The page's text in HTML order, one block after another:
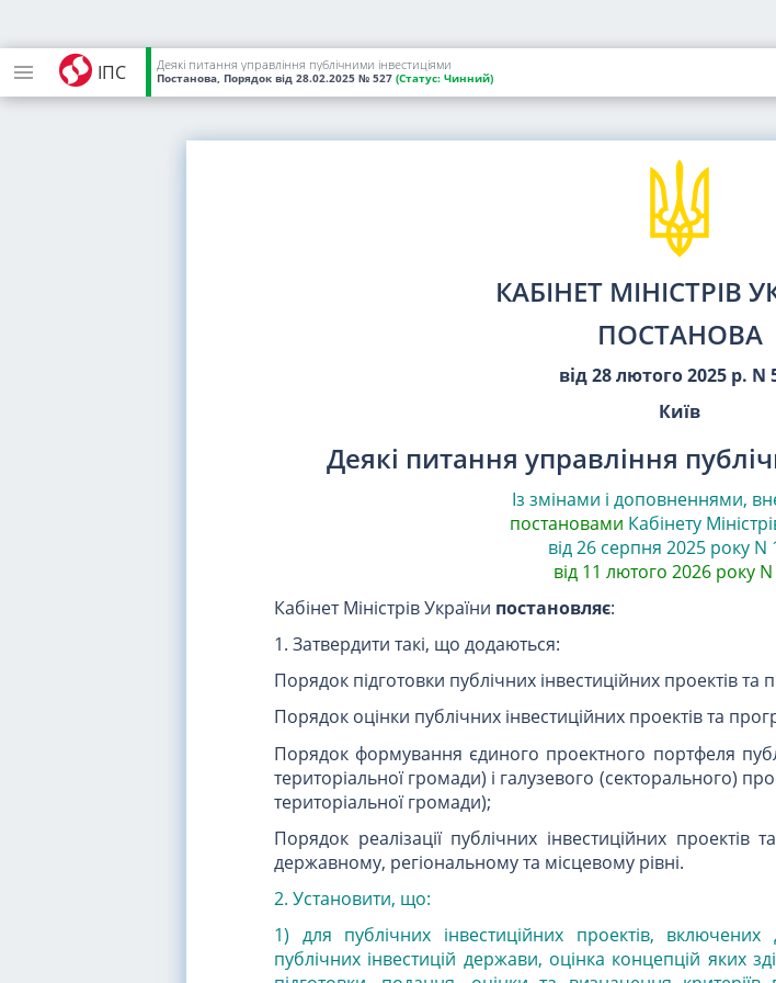
ІПС Деякі питання управління публічними інвестиціями
Постанова, Порядок від 28.02.2025 № 527 (Статус: Чинний)
КАБІНЕТ МІНІСТРІВ
ПОСТАНОВА
від 28 лютого 2025 р. N
Київ
Деякі питання управління
Із змінами і доповненнями,
постановами Кабінету
від 26 серпня 2025 року N
від 11 лютого 2026 року
Кабінет Міністрів України постановляє:
1. Затвердити такі, що додаються:
Порядок підготовки публічних інвестиційних проектів та
Порядок оцінки публічних інвестиційних проектів та
Порядок формування єдиного проектного портфеля
територіальної громади) і галузевого (секторального)
територіальної громади);
Порядок реалізації публічних інвестиційних проектів
державному, регіональному та місцевому рівні.
2. Установити, що:
1) для публічних інвестиційних проектів,
публічних інвестицій держави, оцінка концепцій яких